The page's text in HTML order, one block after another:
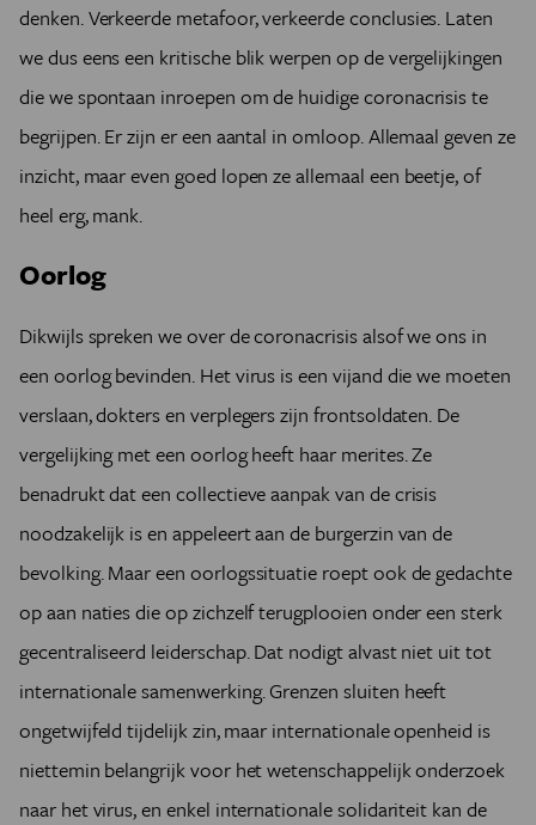
denken. Verkeerde metafoor, verkeerde conclusies. Laten
we dus eens een kritische blik werpen op de vergelijkingen
die we spontaan inroepen om de huidige coronacrisis te
begrijpen. Er zijn er een aantal in omloop. Allemaal geven ze
inzicht, maar even goed lopen ze allemaal een beetje, of
heel erg, mank.
Oorlog
Dikwijls spreken we over de coronacrisis alsof we ons in
een oorlog bevinden. Het virus is een vijand die we moeten
verslaan, dokters en verplegers zijn frontsoldaten. De
vergelijking met een oorlog heeft haar merites. Ze
benadrukt dat een collectieve aanpak van de crisis
noodzakelijk is en appeleert aan de burgerzin van de
bevolking. Maar een oorlogssituatie roept ook de gedachte
op aan naties die op zichzelf terugplooien onder een sterk
gecentraliseerd leiderschap. Dat nodigt alvast niet uit tot
internationale samenwerking. Grenzen sluiten heeft
ongetwijfeld tijdelijk zin, maar internationale openheid is
niettemin belangrijk voor het wetenschappelijk onderzoek
naar het virus, en enkel internationale solidariteit kan de